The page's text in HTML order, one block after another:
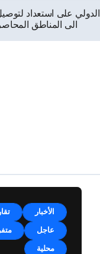
الدولي على استعداد
الى المناطق
الأخبار
عاجل
محلية